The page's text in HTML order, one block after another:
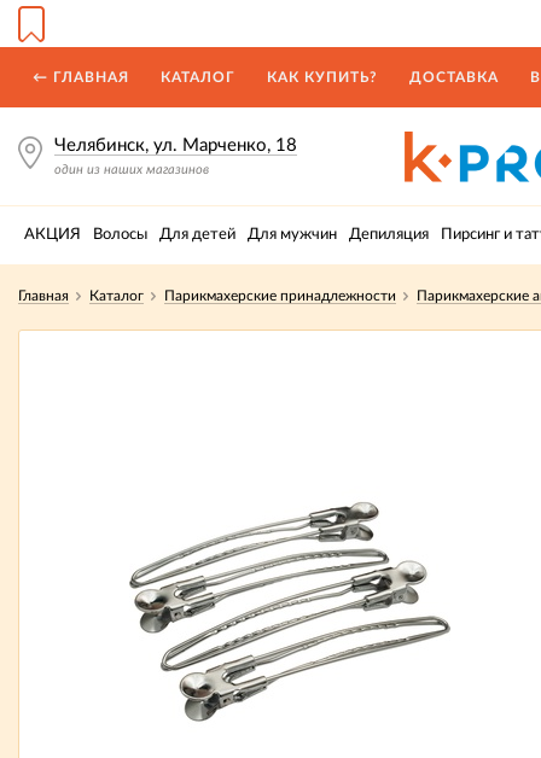
← ГЛАВНАЯ КАТАЛОГ КАК КУПИТЬ? ДОСТАВКА
Челябинск, ул. Марченко, 18
один из наших магазинов
АКЦИЯ Волосы Для детей Для мужчин Депиляция Пирсинг и
Главная Каталог Парикмахерские принадлежности Парикмахерские